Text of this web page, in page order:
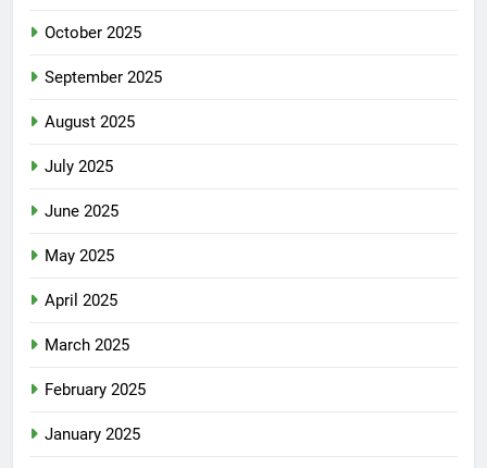
October 2025
September 2025
August 2025
July 2025
June 2025
May 2025
April 2025
March 2025
February 2025
January 2025